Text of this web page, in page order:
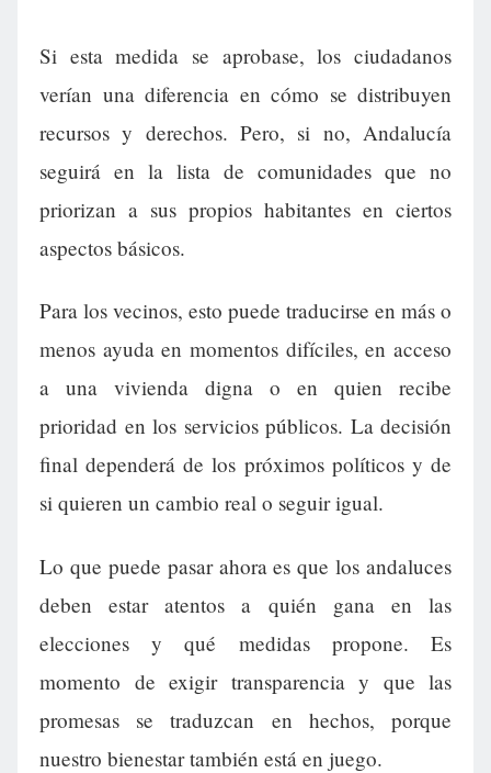
Si esta medida se aprobase, los ciudadanos
verían una diferencia en cómo se distribuyen
recursos y derechos. Pero, si no, Andalucía
seguirá en la lista de comunidades que no
priorizan a sus propios habitantes en ciertos
aspectos básicos.
Para los vecinos, esto puede traducirse en más o
menos ayuda en momentos difíciles, en acceso
a una vivienda digna o en quien recibe
prioridad en los servicios públicos. La decisión
final dependerá de los próximos políticos y de
si quieren un cambio real o seguir igual.
Lo que puede pasar ahora es que los andaluces
deben estar atentos a quién gana en las
elecciones y qué medidas propone. Es
momento de exigir transparencia y que las
promesas se traduzcan en hechos, porque
nuestro bienestar también está en juego.